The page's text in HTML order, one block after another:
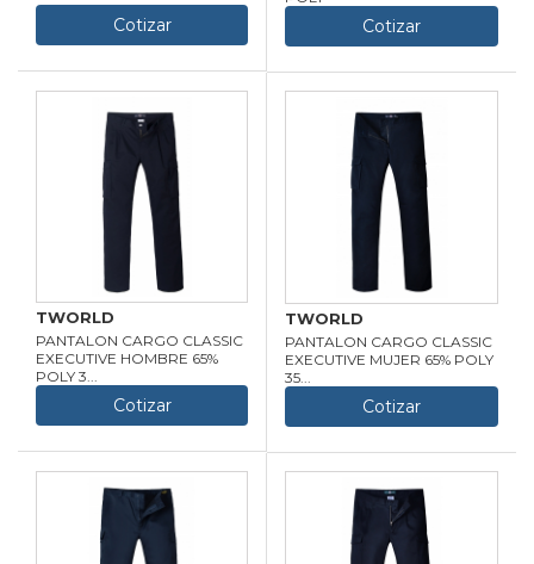
Cotizar Cotizar
TWORLD
PANTALON CARGO CLASSIC
EXECUTIVE HOMBRE 65%
POLY 3...
Cotizar
TWORLD
PANTALON CARGO CLASSIC
EXECUTIVE MUJER 65% POLY
35...
Cotizar